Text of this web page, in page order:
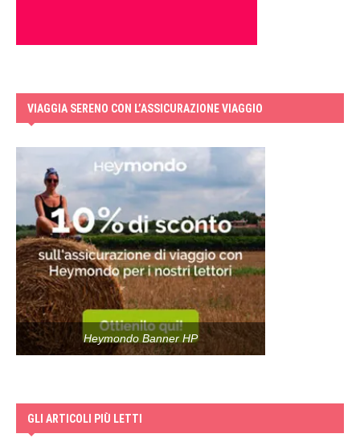
VIAGGIA SERENO CON L’ASSICURAZIONE VIAGGIO
Heymondo Banner HP
GLI ARTICOLI PIÙ LETTI